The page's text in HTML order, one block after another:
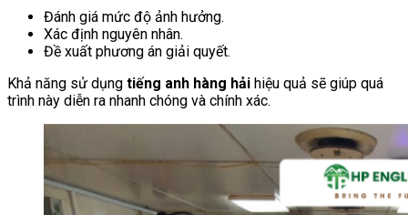
Đánh giá mức độ ảnh hưởng.
Xác định nguyên nhân.
Đề xuất phương án giải quyết.
Khả năng sử dụng tiếng anh hàng hải hiệu quả sẽ giúp quá
trình này diễn ra nhanh chóng và chính xác.